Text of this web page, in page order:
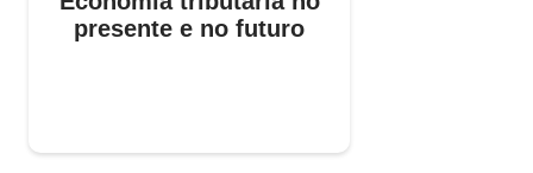
presente e no futuro